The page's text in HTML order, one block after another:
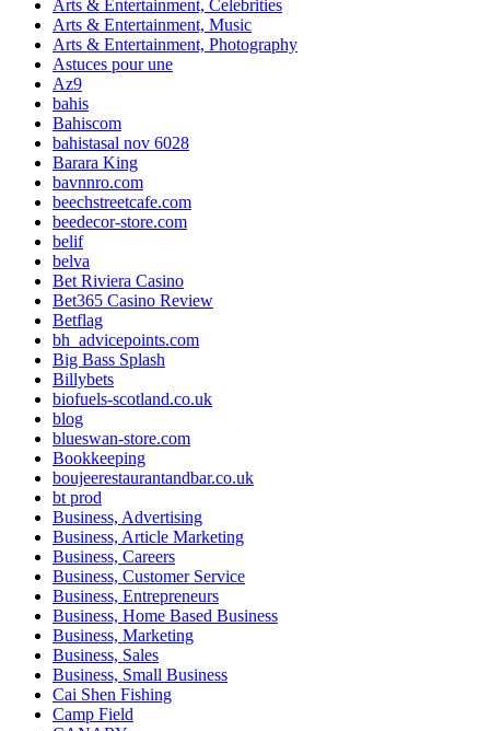
Arts & Entertainment, Celebrities
Arts & Entertainment, Music
Arts & Entertainment, Photography
Astuces pour une
Az9
bahis
Bahiscom
bahistasal nov 6028
Barara King
bavnnro.com
beechstreetcafe.com
beedecor-store.com
belif
belva
Bet Riviera Casino
Bet365 Casino Review
Betflag
bh_advicepoints.com
Big Bass Splash
Billybets
biofuels-scotland.co.uk
blog
blueswan-store.com
Bookkeeping
boujeerestaurantandbar.co.uk
bt prod
Business, Advertising
Business, Article Marketing
Business, Careers
Business, Customer Service
Business, Entrepreneurs
Business, Home Based Business
Business, Marketing
Business, Sales
Business, Small Business
Cai Shen Fishing
Camp Field